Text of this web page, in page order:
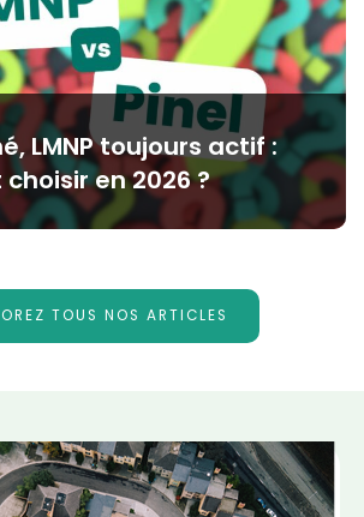
LMNP toujours actif :
en 2026 ?
TOUS NOS ARTICLES